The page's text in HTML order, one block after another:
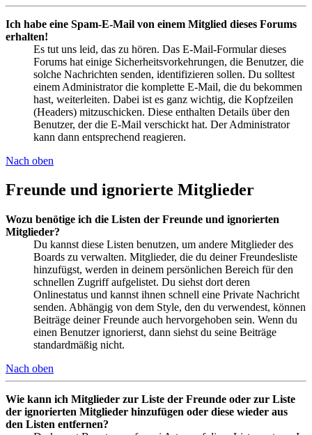
Ich habe eine Spam-E-Mail von einem Mitglied dieses Forums
erhalten!
Es tut uns leid, das zu hören. Das E-Mail-Formular dieses
Forums hat einige Sicherheitsvorkehrungen, die Benutzer, die
solche Nachrichten senden, identifizieren sollen. Du solltest
einem Administrator die komplette E-Mail, die du bekommen
hast, weiterleiten. Dabei ist es ganz wichtig, die Kopfzeilen
(Headers) mitzuschicken. Diese enthalten Details über den
Benutzer, der die E-Mail verschickt hat. Der Administrator
kann dann entsprechend reagieren.
Nach oben
Freunde und ignorierte Mitglieder
Wozu benötige ich die Listen der Freunde und ignorierten
Mitglieder?
Du kannst diese Listen benutzen, um andere Mitglieder des
Boards zu verwalten. Mitglieder, die du deiner Freundesliste
hinzufügst, werden in deinem persönlichen Bereich für den
schnellen Zugriff aufgelistet. Du siehst dort deren
Onlinestatus und kannst ihnen schnell eine Private Nachricht
senden. Abhängig von dem Style, den du verwendest, können
Beiträge deiner Freunde auch hervorgehoben sein. Wenn du
einen Benutzer ignorierst, dann siehst du seine Beiträge
standardmäßig nicht.
Nach oben
Wie kann ich Mitglieder zur Liste der Freunde oder zur Liste
der ignorierten Mitglieder hinzufügen oder diese wieder aus
den Listen entfernen?